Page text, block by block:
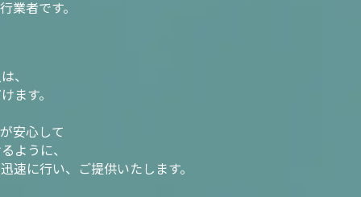
業者です。
、
ます。
安心して
ように、
速に行い、ご提供いたします。